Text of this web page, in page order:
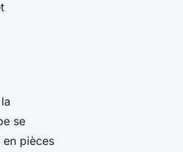
se
pièces